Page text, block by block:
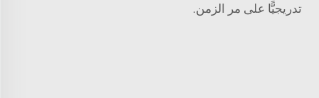
تدريجيًّا على مر الزمن.